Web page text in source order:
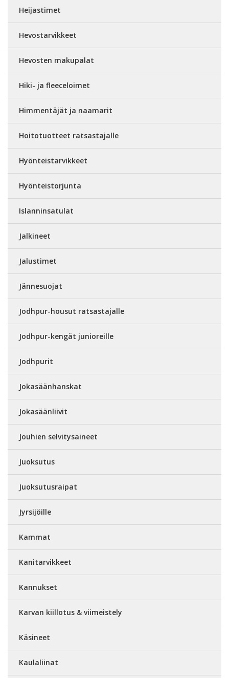
Heijastimet
Hevostarvikkeet
Hevosten makupalat
Hiki- ja fleeceloimet
Himmentäjät ja naamarit
Hoitotuotteet ratsastajalle
Hyönteistarvikkeet
Hyönteistorjunta
Islanninsatulat
Jalkineet
Jalustimet
Jännesuojat
Jodhpur-housut ratsastajalle
Jodhpur-kengät junioreille
Jodhpurit
Jokasäänhanskat
Jokasäänliivit
Jouhien selvitysaineet
Juoksutus
Juoksutusraipat
Jyrsijöille
Kammat
Kanitarvikkeet
Kannukset
Karvan kiillotus & viimeistely
Käsineet
Kaulaliinat